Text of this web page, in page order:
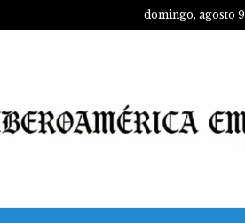
domingo, agosto 9